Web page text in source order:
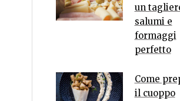
un
salumi e
formaggi
perfetto
Come
il cuoppo